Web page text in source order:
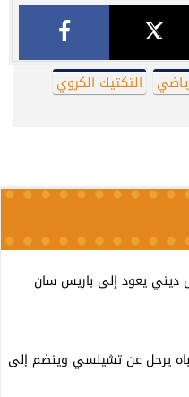
التكتيك الكروي
ديني يعود إلى باريس سان
يرحل عن تشيلسي وينضم إلى